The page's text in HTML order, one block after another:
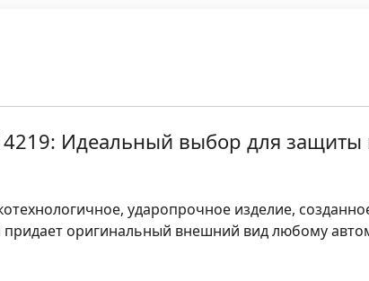
Идеальный выбор для защиты
ударопрочное изделие,
оригинальный внешний вид любому